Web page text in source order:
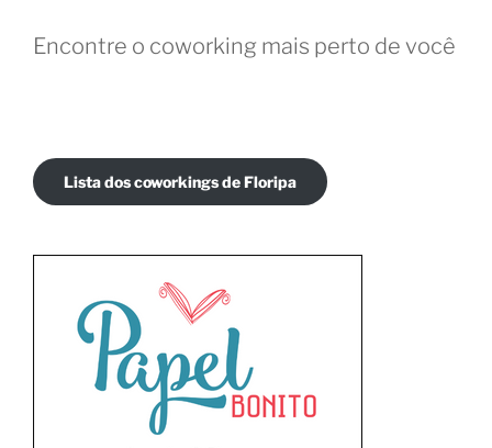
Encontre o coworking mais perto de você
Lista dos coworkings de Floripa